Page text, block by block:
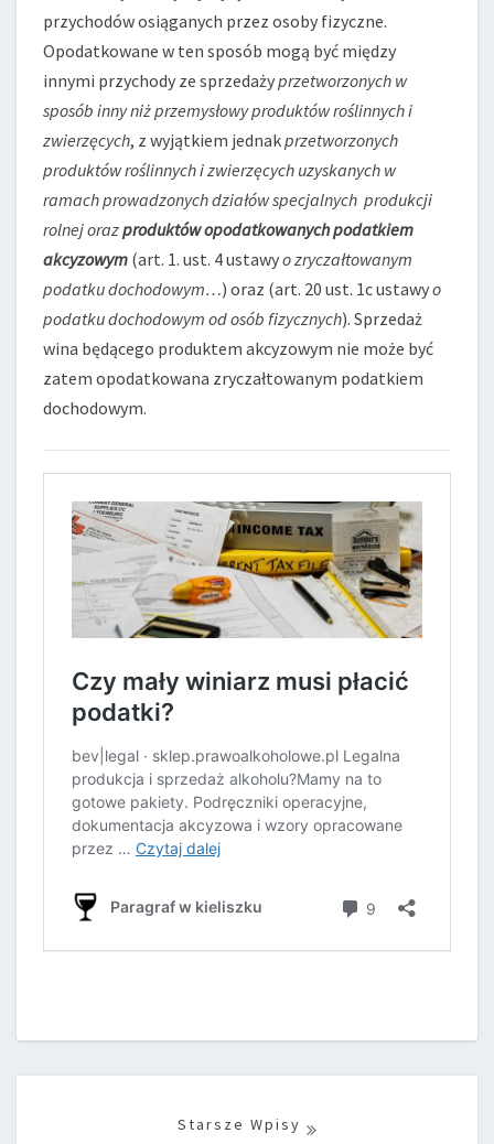
przychodów osiąganych przez osoby fizyczne.
Opodatkowane w ten sposób mogą być między
innymi przychody ze sprzedażyprzetworzonych w
sposób inny niż przemysłowy produktów roślinnych i
zwierzęcych, z wyjątkiem jednakprzetworzonych
produktów roślinnych i zwierzęcych uzyskanych w
ramach prowadzonych działów specjalnych produkcji
rolnej orazproduktów opodatkowanych podatkiem
akcyzowym (art. 1. ust. 4 ustawyo zryczałtowanym
podatku dochodowym…) oraz (art. 20 ust. 1c ustawyo
podatku dochodowym od osób fizycznych). Sprzedaż
wina będącego produktem akcyzowym nie może być
zatem opodatkowana zryczałtowanym podatkiem
dochodowym.